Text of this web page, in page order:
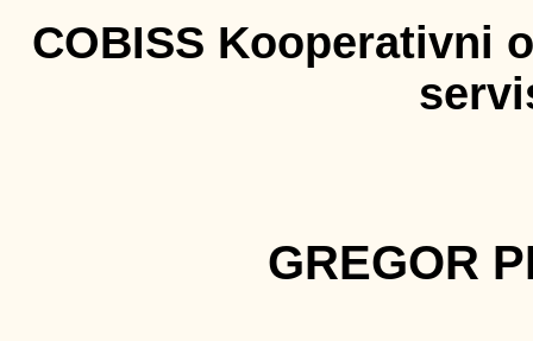
COBISS Kooperativni
GREGOR